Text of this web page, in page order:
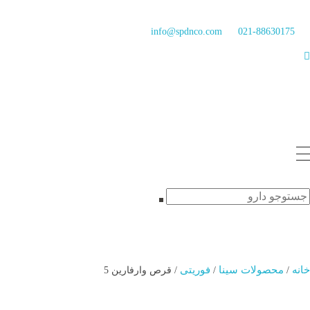
021-88630175
info@spdnco.com
خانه / محصولات سینا / فوریتی / قرص وارفارین 5